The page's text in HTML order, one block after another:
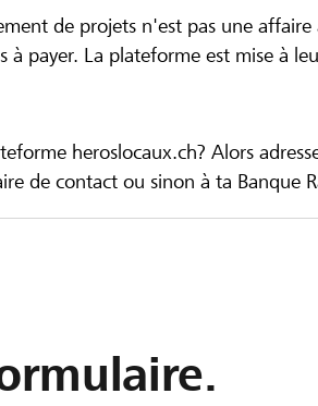
de projets n'est pas une affaire
à payer. La plateforme est mise à
heroslocaux.ch? Alors
de contact ou sinon à ta Banque